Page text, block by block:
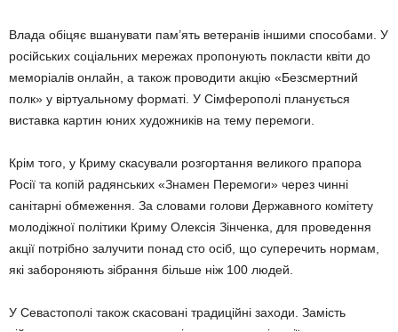
Влада обіцяє вшанувати пам’ять ветеранів іншими способами. У
російських соціальних мережах пропонують покласти квіти до
меморіалів онлайн, а також проводити акцію «Безсмертний
полк» у віртуальному форматі. У Сімферополі планується
виставка картин юних художників на тему перемоги.
Крім того, у Криму скасували розгортання великого прапора
Росії та копій радянських «Знамен Перемоги» через чинні
санітарні обмеження. За словами голови Державного комітету
молодіжної політики Криму Олексія Зінченка, для проведення
акції потрібно залучити понад сто осіб, що суперечить нормам,
які забороняють зібрання більше ніж 100 людей.
У Севастополі також скасовані традиційні заходи. Замість